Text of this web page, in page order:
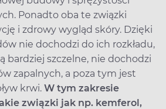
Ponadto oba te związki
i zdrowy wygląd skóry. Dzięki
nie dochodzi do ich rozkładu,
bardziej szczelne, nie dochodzi
zapalnych, a poza tym jest
krwi. W tym zakresie
związki jak np. kemferol,